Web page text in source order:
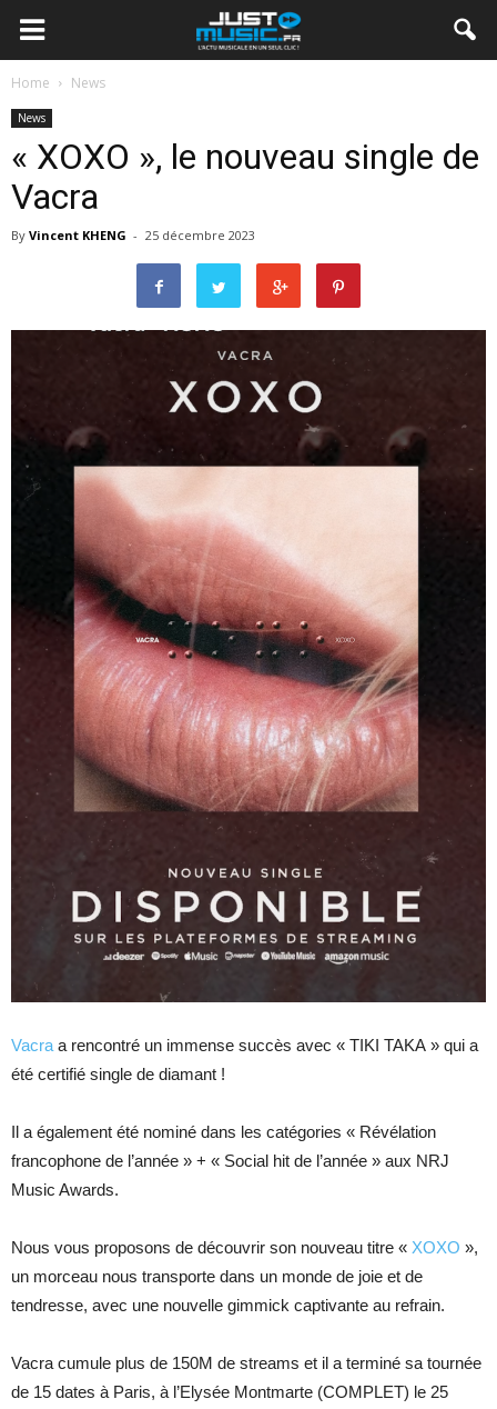
Home News
News
« XOXO », le nouveau single de
Vacra
By Vincent KHENG - 25 décembre 2023
Vacra a rencontré un immense succès avec « TIKI TAKA » qui a
été certifié single de diamant !
Il a également été nominé dans les catégories « Révélation
francophone de l’année » + « Social hit de l’année » aux NRJ
Music Awards.
Nous vous proposons de découvrir son nouveau titre « XOXO »,
un morceau nous transporte dans un monde de joie et de
tendresse, avec une nouvelle gimmick captivante au refrain.
Vacra cumule plus de 150M de streams et il a terminé sa tournée
de 15 dates à Paris, à l’Elysée Montmarte (COMPLET) le 25